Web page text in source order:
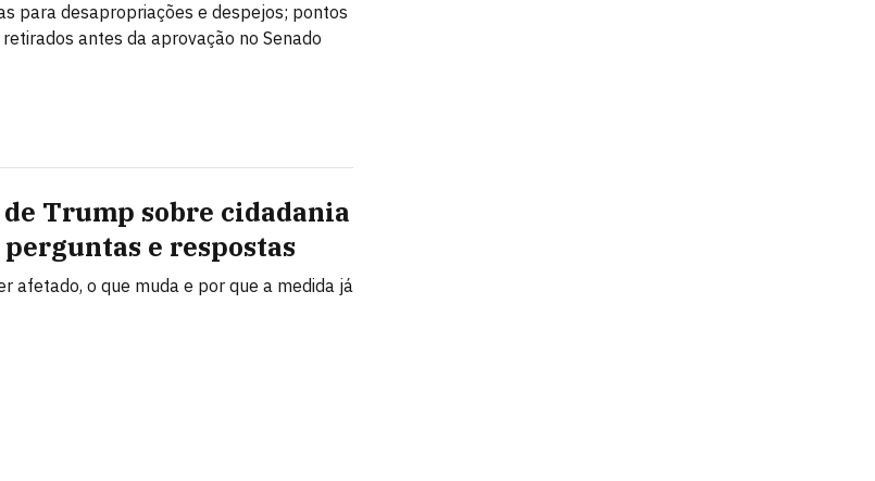
para desapropriações e despejos; pontos
antes da aprovação no Senado
Trump sobre cidadania
perguntas e respostas
afetado, o que muda e por que a medida já